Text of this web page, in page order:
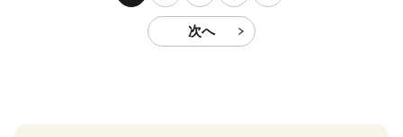
次へ